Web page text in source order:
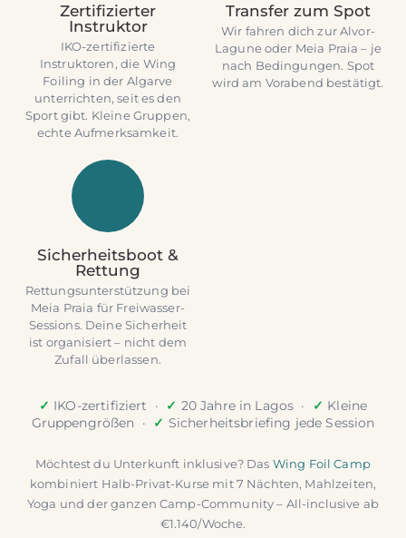
Zertifizierter
Instruktor
IKO-zertifizierte
Instruktoren, die Wing
Foiling in der Algarve
unterrichten, seit es den
Sport gibt. Kleine Gruppen,
echte Aufmerksamkeit.
Transfer zum Spot
Wir fahren dich zur Alvor-
Lagune oder Meia Praia – je
nach Bedingungen. Spot
wird am Vorabend bestätigt.
Sicherheitsboot &
Rettung
Rettungsunterstützung bei
Meia Praia für Freiwasser-
Sessions. Deine Sicherheit
ist organisiert – nicht dem
Zufall überlassen.
✓ IKO-zertifiziert · ✓ 20 Jahre in Lagos · ✓ Kleine
Gruppengrößen · ✓ Sicherheitsbriefing jede Session
Möchtest du Unterkunft inklusive? Das Wing Foil Camp
kombiniert Halb-Privat-Kurse mit 7 Nächten, Mahlzeiten,
Yoga und der ganzen Camp-Community – All-inclusive ab
€1.140/Woche.